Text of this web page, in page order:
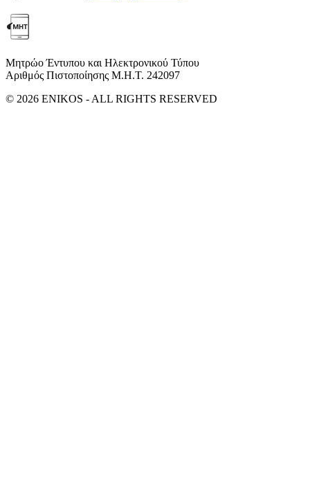
Μητρώο Έντυπου και Ηλεκτρονικού Τύπου
Αριθμός Πιστοποίησης Μ.Η.Τ. 242097
© 2026 ENIKOS - ALL RIGHTS RESERVED